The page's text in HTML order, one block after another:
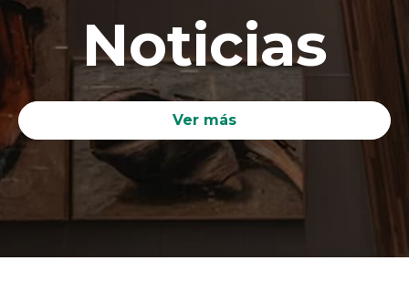
Noticias
Ver más